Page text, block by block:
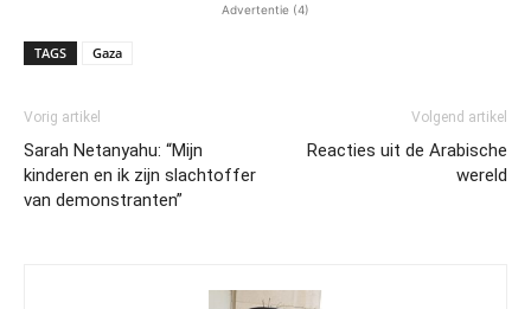
Advertentie (4)
TAGS Gaza
Vorig artikel
Sarah Netanyahu: “Mijn
kinderen en ik zijn slachtoffer
van demonstranten”
Volgend artikel
Reacties uit de Arabische
wereld